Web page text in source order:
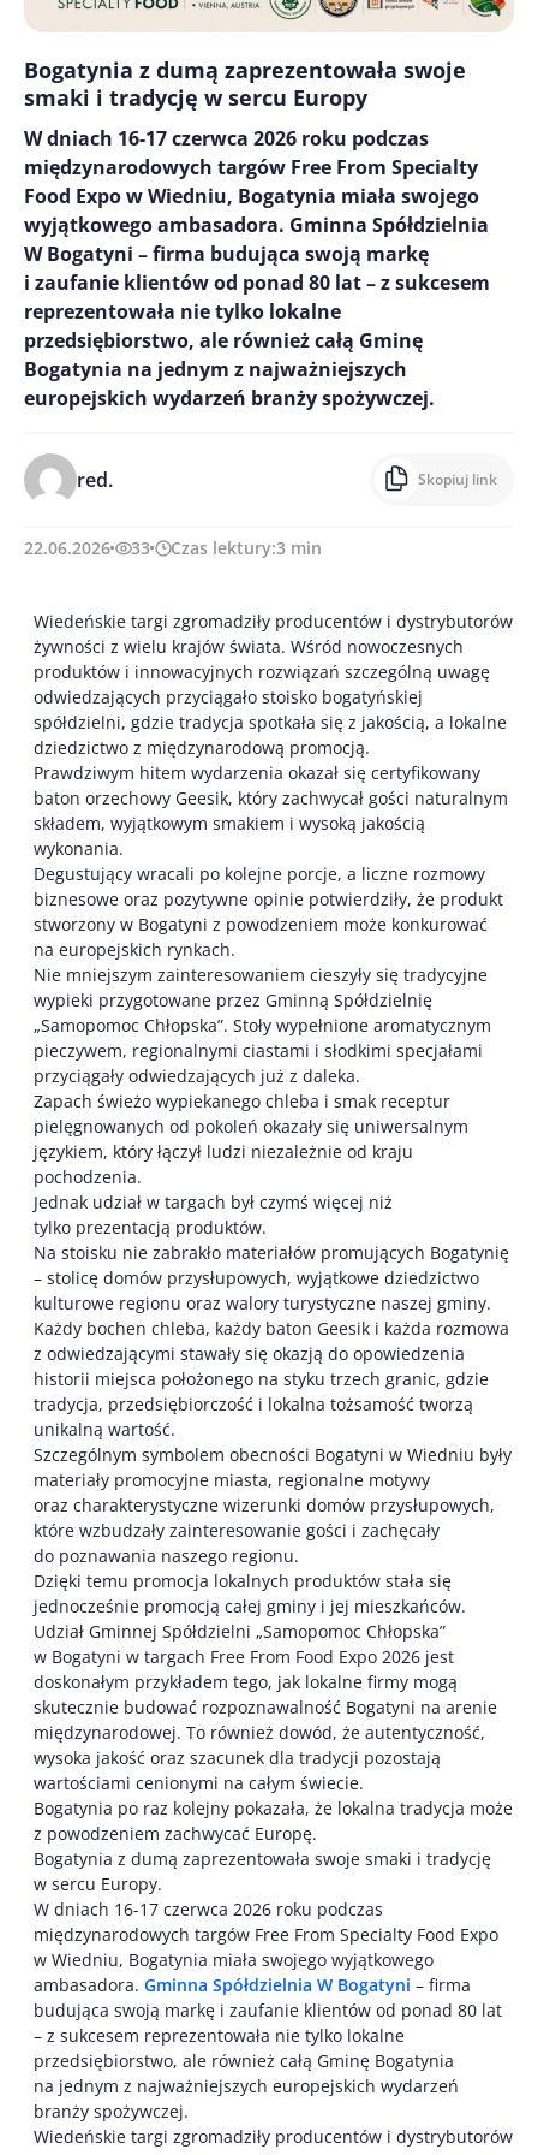
Bogatynia z dumą zaprezentowała swoje
smaki i tradycję w sercu Europy
W dniach 16-17 czerwca 2026 roku podczas
międzynarodowych targów Free From Specialty
Food Expo w Wiedniu, Bogatynia miała swojego
wyjątkowego ambasadora. Gminna Spółdzielnia
W Bogatyni – firma budująca swoją markę
i zaufanie klientów od ponad 80 lat – z sukcesem
reprezentowała nie tylko lokalne
przedsiębiorstwo, ale również całą Gminę
Bogatynia na jednym z najważniejszych
europejskich wydarzeń branży spożywczej.
red. Skopiuj link
22.06.2026 33 Czas lektury:3 min
Wiedeńskie targi zgromadziły producentów i dystrybutorów
żywności z wielu krajów świata. Wśród nowoczesnych
produktów i innowacyjnych rozwiązań szczególną uwagę
odwiedzających przyciągało stoisko bogatyńskiej
spółdzielni, gdzie tradycja spotkała się z jakością, a lokalne
dziedzictwo z międzynarodową promocją.
Prawdziwym hitem wydarzenia okazał się certyfikowany
baton orzechowy Geesik, który zachwycał gości naturalnym
składem, wyjątkowym smakiem i wysoką jakością
wykonania.
Degustujący wracali po kolejne porcje, a liczne rozmowy
biznesowe oraz pozytywne opinie potwierdziły, że produkt
stworzony w Bogatyni z powodzeniem może konkurować
na europejskich rynkach.
Nie mniejszym zainteresowaniem cieszyły się tradycyjne
wypieki przygotowane przez Gminną Spółdzielnię
„Samopomoc Chłopska”. Stoły wypełnione aromatycznym
pieczywem, regionalnymi ciastami i słodkimi specjałami
przyciągały odwiedzających już z daleka.
Zapach świeżo wypiekanego chleba i smak receptur
pielęgnowanych od pokoleń okazały się uniwersalnym
językiem, który łączył ludzi niezależnie od kraju
pochodzenia.
Jednak udział w targach był czymś więcej niż
tylko prezentacją produktów.
Na stoisku nie zabrakło materiałów promujących Bogatynię
– stolicę domów przysłupowych, wyjątkowe dziedzictwo
kulturowe regionu oraz walory turystyczne naszej gminy.
Każdy bochen chleba, każdy baton Geesik i każda rozmowa
z odwiedzającymi stawały się okazją do opowiedzenia
historii miejsca położonego na styku trzech granic, gdzie
tradycja, przedsiębiorczość i lokalna tożsamość tworzą
unikalną wartość.
Szczególnym symbolem obecności Bogatyni w Wiedniu były
materiały promocyjne miasta, regionalne motywy
oraz charakterystyczne wizerunki domów przysłupowych,
które wzbudzały zainteresowanie gości i zachęcały
do poznawania naszego regionu.
Dzięki temu promocja lokalnych produktów stała się
jednocześnie promocją całej gminy i jej mieszkańców.
Udział Gminnej Spółdzielni „Samopomoc Chłopska”
w Bogatyni w targach Free From Food Expo 2026 jest
doskonałym przykładem tego, jak lokalne firmy mogą
skutecznie budować rozpoznawalność Bogatyni na arenie
międzynarodowej. To również dowód, że autentyczność,
wysoka jakość oraz szacunek dla tradycji pozostają
wartościami cenionymi na całym świecie.
Bogatynia po raz kolejny pokazała, że lokalna tradycja może
z powodzeniem zachwycać Europę.
Bogatynia z dumą zaprezentowała swoje smaki i tradycję
w sercu Europy.
W dniach 16-17 czerwca 2026 roku podczas
międzynarodowych targów Free From Specialty Food Expo
w Wiedniu, Bogatynia miała swojego wyjątkowego
ambasadora. Gminna Spółdzielnia W Bogatyni – firma
budująca swoją markę i zaufanie klientów od ponad 80 lat
– z sukcesem reprezentowała nie tylko lokalne
przedsiębiorstwo, ale również całą Gminę Bogatynia
na jednym z najważniejszych europejskich wydarzeń
branży spożywczej.
Wiedeńskie targi zgromadziły producentów i dystrybutorów